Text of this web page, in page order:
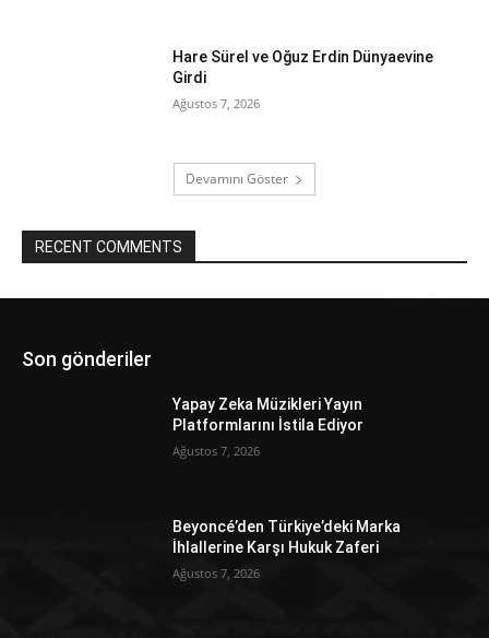
Hare Sürel ve Oğuz Erdin Dünyaevine
Girdi
Ağustos 7, 2026
Devamını Göster
RECENT COMMENTS
Son gönderiler
Yapay Zeka Müzikleri Yayın
Platformlarını İstila Ediyor
Ağustos 7, 2026
Beyoncé’den Türkiye’deki Marka
İhlallerine Karşı Hukuk Zaferi
Ağustos 7, 2026